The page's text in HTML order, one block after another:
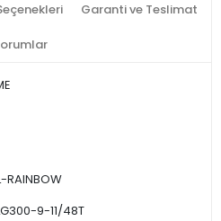
Garanti ve Teslimat
RAINBOW
9-11/48T